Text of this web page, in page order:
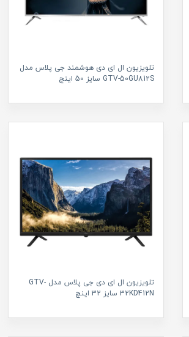
تلویزیون ال ای دی هوشمند جی پلاس مدل
GTV-50GU812S سایز 50 اینچ
تلویزیون ال ای دی جی پلاس مدل GTV-
32KD412N سایز 32 اینچ